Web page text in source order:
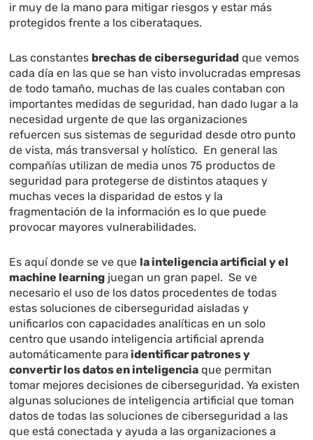
ir muy de la mano para mitigar riesgos y estar más
protegidos frente a los ciberataques.
Las constantes brechas de ciberseguridad que vemos
cada día en las que se han visto involucradas empresas
de todo tamaño, muchas de las cuales contaban con
importantes medidas de seguridad, han dado lugar a la
necesidad urgente de que las organizaciones
refuercen sus sistemas de seguridad desde otro punto
de vista, más transversal y holístico. En general las
compañías utilizan de media unos 75 productos de
seguridad para protegerse de distintos ataques y
muchas veces la disparidad de estos y la
fragmentación de la información es lo que puede
provocar mayores vulnerabilidades.
Es aquí donde se ve que la inteligencia artificial y el
machine learning juegan un gran papel. Se ve
necesario el uso de los datos procedentes de todas
estas soluciones de ciberseguridad aisladas y
unificarlos con capacidades analíticas en un solo
centro que usando inteligencia artificial aprenda
automáticamente para identificar patrones y
convertir los datos en inteligencia que permitan
tomar mejores decisiones de ciberseguridad. Ya existen
algunas soluciones de inteligencia artificial que toman
datos de todas las soluciones de ciberseguridad a las
que está conectada y ayuda a las organizaciones a